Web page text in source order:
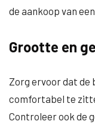
de aankoop van
Grootte en
Zorg ervoor dat de
comfortabel te
Controleer ook de